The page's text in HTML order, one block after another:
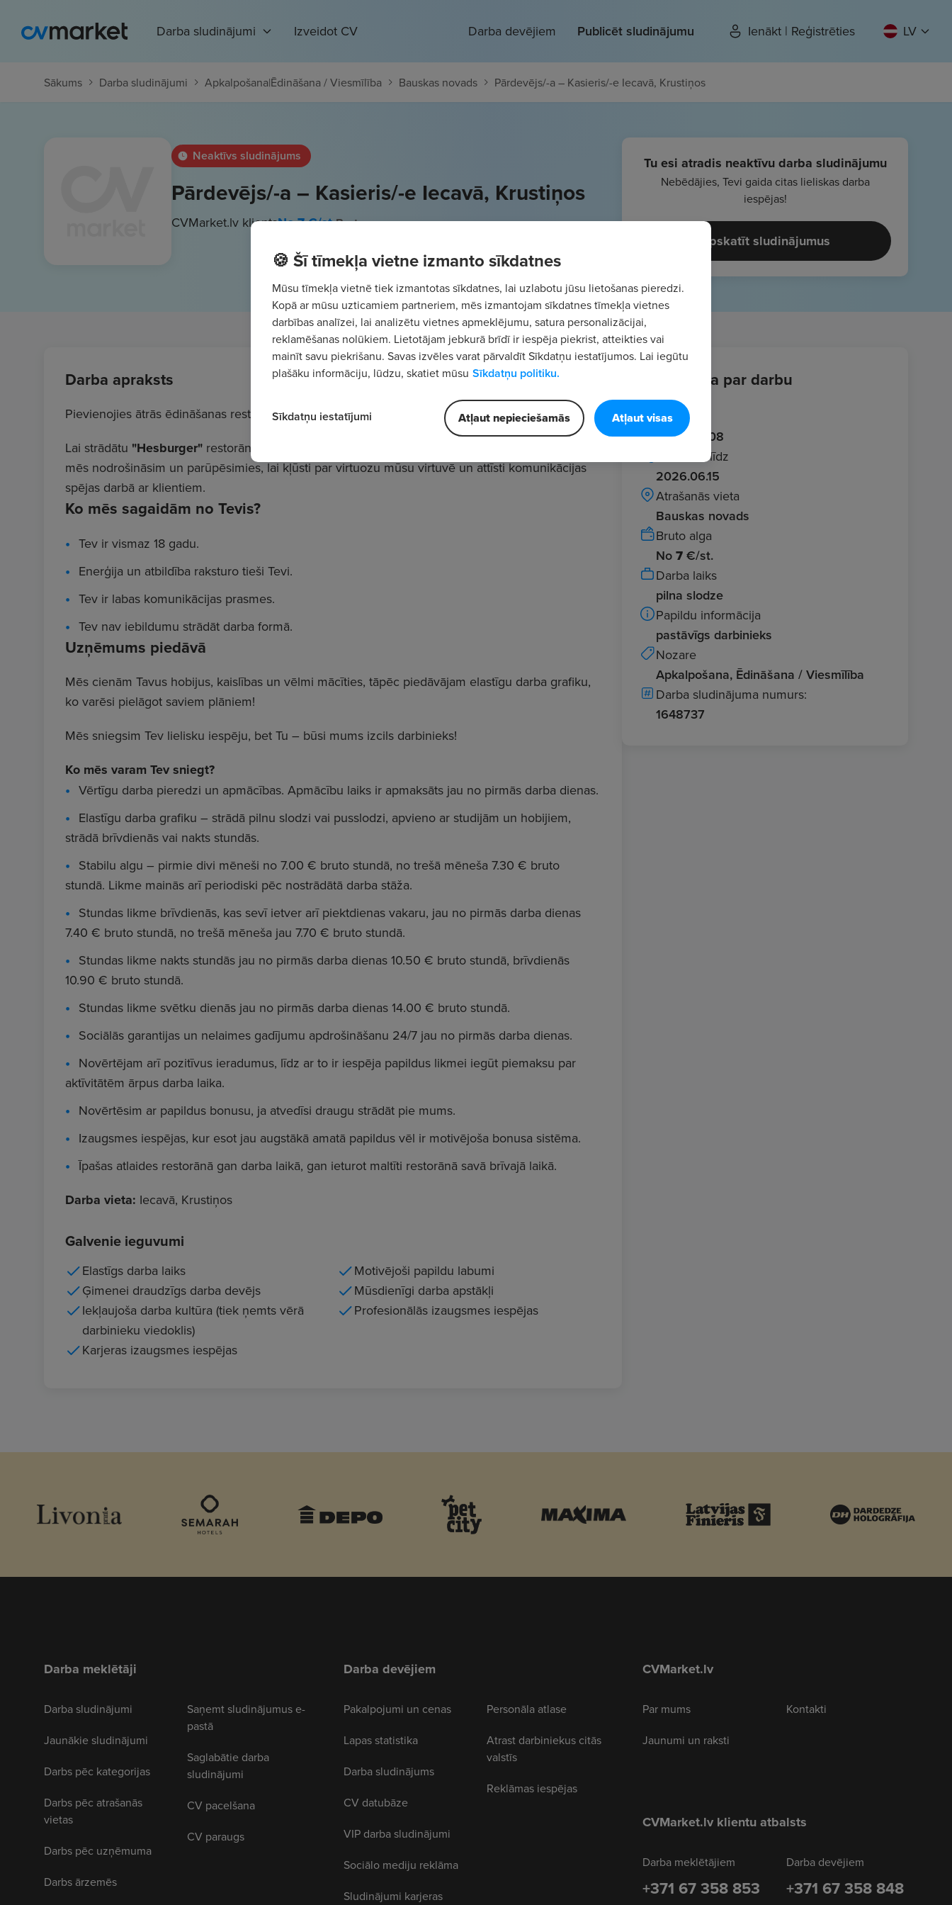
Darba sludinājumi Izveidot CV Darba devējiem Publicēt sludinājumu Ienākt | Reģistrēties LV
Sākums Darba sludinājumi Apkalpošana|Ēdināšana / Viesmīlība Bauskas novads Pārdevējs/-a – Kasieris/-e Iecavā, Krustiņos
Neaktīvs sludinājums
Pārdevējs/-a – Kasieris/-e Iecavā, Krustiņos
CVMarket.lv klientsNo7€/st.Bruto
Tu esi atradis neaktīvu darba sludinājumu
Nebēdājies, Tevi gaida citas lieliskas darba
iespējas!
Apskatīt sludinājumus
Darba apraksts
Pievienojies ātrās ēdināšanas restorānu tīklam"Hesburger"
Lai strādātu "Hesburger" restorānos, Tev nav jābūt profesionālim, jo nepieciešamās apmācības
mēs nodrošināsim un parūpēsimies, lai kļūsti par virtuozu mūsu virtuvē un attīsti komunikācijas
spējas darbā ar klientiem.
Ko mēs sagaidām no Tevis?
Tev ir vismaz 18 gadu.
Enerģija un atbildība raksturo tieši Tevi.
Tev ir labas komunikācijas prasmes.
Tev nav iebildumu strādāt darba formā.
Uzņēmums piedāvā
Mēs cienām Tavus hobijus, kaislības un vēlmi mācīties, tāpēc piedāvājam elastīgu darba grafiku,
ko varēsi pielāgot saviem plāniem!
Mēs sniegsim Tev lielisku iespēju, bet Tu – būsi mums izcils darbinieks!
Ko mēs varam Tev sniegt?
Vērtīgu darba pieredzi un apmācības. Apmācību laiks ir apmaksāts jau no pirmās darba dienas.
Elastīgu darba grafiku – strādā pilnu slodzi vai pusslodzi, apvieno ar studijām un hobijiem,
strādā brīvdienās vai nakts stundās.
Stabilu algu – pirmie divi mēneši no 7.00 € bruto stundā, no trešā mēneša 7.30 € bruto
stundā. Likme mainās arī periodiski pēc nostrādātā darba stāža.
Stundas likme brīvdienās, kas sevī ietver arī piektdienas vakaru, jau no pirmās darba dienas
7.40 € bruto stundā, no trešā mēneša jau 7.70 € bruto stundā.
Stundas likme nakts stundās jau no pirmās darba dienas 10.50 € bruto stundā, brīvdienās
10.90 € bruto stundā.
Stundas likme svētku dienās jau no pirmās darba dienas 14.00 € bruto stundā.
Sociālās garantijas un nelaimes gadījumu apdrošināšanu 24/7 jau no pirmās darba dienas.
Novērtējam arī pozitīvus ieradumus, līdz ar to ir iespēja papildus likmei iegūt piemaksu par
aktīvitātēm ārpus darba laika.
Novērtēsim ar papildus bonusu, ja atvedīsi draugu strādāt pie mums.
Izaugsmes iespējas, kur esot jau augstākā amatā papildus vēl ir motivējoša bonusa sistēma.
Īpašas atlaides restorānā gan darba laikā, gan ieturot maltīti restorānā savā brīvajā laikā.
Darba vieta: Iecavā, Krustiņos
Galvenie ieguvumi
Elastīgs darba laiks
Ģimenei draudzīgs darba devējs
Iekļaujoša darba kultūra (tiek ņemts vērā
darbinieku viedoklis)
Karjeras izaugsmes iespējas
Motivējoši papildu labumi
Mūsdienīgi darba apstākļi
Profesionālās izaugsmes iespējas
Informācija par darbu
Ievadīts
2026.06.08
Publicēts līdz
2026.06.15
Atrašanās vieta
Bauskas novads
Bruto alga
No 7 €/st.
Darba laiks
pilna slodze
Papildu informācija
pastāvīgs darbinieks
Nozare
Apkalpošana, Ēdināšana / Viesmīlība
Darba sludinājuma numurs:
1648737
Darba meklētāji
Darba sludinājumi
Jaunākie sludinājumi
Darbs pēc kategorijas
Darbs pēc atrašanās
vietas
Darbs pēc uzņēmuma
Darbs ārzemēs
Saņemt sludinājumus e-
pastā
Saglabātie darba
sludinājumi
CV pacelšana
CV paraugs
Darba devējiem
Pakalpojumi un cenas
Lapas statistika
Darba sludinājums
CV datubāze
VIP darba sludinājumi
Sociālo mediju reklāma
Sludinājumi karjeras
Personāla atlase
Atrast darbiniekus citās
valstīs
Reklāmas iespējas
CVMarket.lv
Par mums
Jaunumi un raksti
Kontakti
CVMarket.lv klientu atbalsts
Darba meklētājiem
+371 67 358 853
Darba devējiem
+371 67 358 848
🍪 Šī tīmekļa vietne izmanto sīkdatnes
Mūsu tīmekļa vietnē tiek izmantotas sīkdatnes, lai uzlabotu jūsu lietošanas pieredzi.
Kopā ar mūsu uzticamiem partneriem, mēs izmantojam sīkdatnes tīmekļa vietnes
darbības analīzei, lai analizētu vietnes apmeklējumu, satura personalizācijai,
reklamēšanas nolūkiem. Lietotājam jebkurā brīdī ir iespēja piekrist, atteikties vai
mainīt savu piekrišanu. Savas izvēles varat pārvaldīt Sīkdatņu iestatījumos. Lai iegūtu
plašāku informāciju, lūdzu, skatiet mūsu Sīkdatņu politiku.
Sīkdatņu iestatījumi Atļaut nepieciešamās Atļaut visas